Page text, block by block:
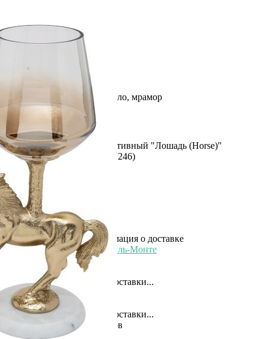
Глубина
19 м
12/38,5/19
Высота
12 м
алюминий, стекло, мрамор
Категория
Подсвечники
Рассказать друзьям!
Купить Подсвечник декоративный "Лошадь (Horse)"
19,5*12,5*38,5см (TT-00011246)
Артикул:
В наличии
9 600 ₽ ×
UpDown
Купить
Информация о доставке
Эль-Монте
Служба доставки СДЭК
Рассчитываем стоимость доставки...
Самовывоз
ПВЗ СДЭК
Рассчитываем стоимость доставки...
Преимущества для клиентов